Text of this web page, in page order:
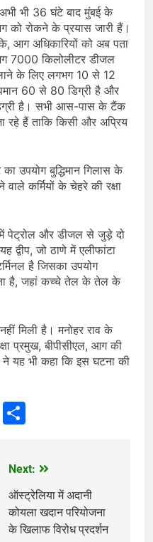
अभी भी 36 घंटे बाद मुंबई के
को रोकने के प्रयास जारी हैं।
आग अधिकारियों को अब पता
7000 किलोलीटर डीजल
के लिए लगभग 10 से 12
60 से 80 डिग्री है और
है। सभी आस-पास के टैंक
रहे हैं ताकि किसी और अप्रिय
उपयोग बुद्धिमान गिलास के
कर्मियों के चेहरे की रक्षा
पेट्रोल और डीजल से जुड़े दो
जो ठाणे में एलीफांटा
है जिसका उपयोग
है, जहां कच्चे तेल के तेल के
मिली है। मनोहर राव के
प्रमुख, बीपीसीएल, आग की
यह भी कहा कि इस घटना की
Telegram
Next:
ऑस्ट्रेलिया में अदानी
कोयला खदान परियोजना
के खिलाफ विरोध प्रदर्शन